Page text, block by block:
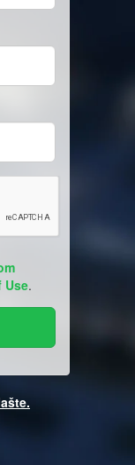
Use.